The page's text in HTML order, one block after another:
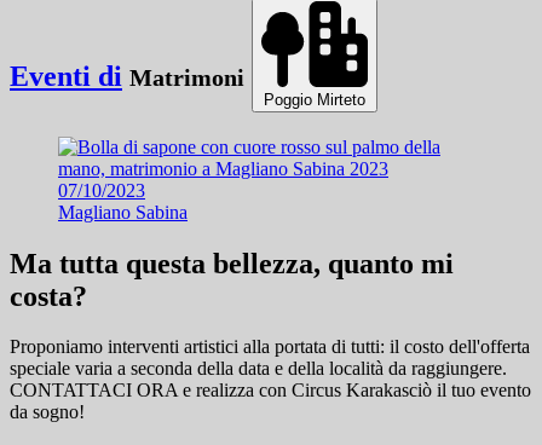
Eventi di Matrimoni
Poggio Mirteto
07/10/2023
Magliano Sabina
Ma tutta questa bellezza, quanto mi
costa?
Proponiamo interventi artistici alla portata di tutti: il costo dell'offerta
speciale varia a seconda della data e della località da raggiungere.
CONTATTACI ORA e realizza con Circus Karakasciò il tuo evento
da sogno!